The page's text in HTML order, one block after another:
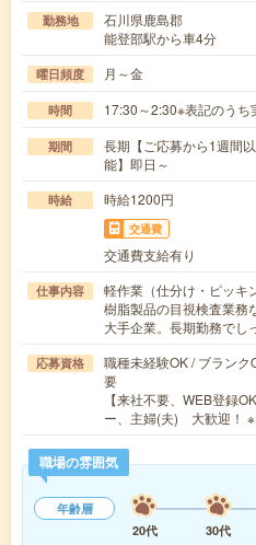
勤務地
石川県鹿島郡
能登部駅から車4分
曜日頻度 月～金
時間 17:30～2:30※表記のうち
期間
長期【ご応募から1週間
能】即日～
時給 時給1200円
交通費
交通費支給有り
仕事内容
軽作業（仕分け・ピッキ
樹脂製品の目視検査業務
大手企業。長期勤務で
応募資格
職種未経験OK / ブラン
要
【来社不要、WEB登録
ー、主婦(夫) 大歓迎！
職場の雰囲気
年齢層
20代
30代